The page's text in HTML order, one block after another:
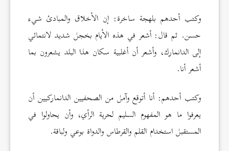
وكتب أحدهم بلهجة ساخرة: إن الأخلاق والمبادئ شيء
حسن. ثم قال: أشعر في هذه الأيام بخجل شديد لانتمائي
إلى الدانمارك، وأشعر أن أغلبية سكان هذا البلد يشعرون بما
أشعر أنا.
وكتب أحدهم: أنا أتوقع وآمل من الصحفيين الدانماركيين أن
يعرفوا ما هو المفهوم السليم لحرية الرأي، وأن يحاولوا في
المستقبل استخدام القلم والقرطاس والدواة بوعي ولباقة.